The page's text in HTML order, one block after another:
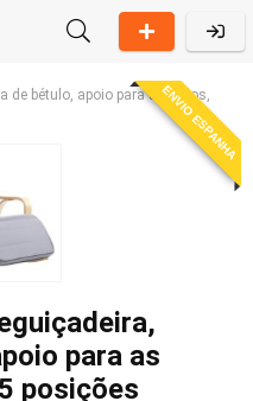
de bétulo, apoio para as mãos,
ENVIO ESPANHA
para as
posições